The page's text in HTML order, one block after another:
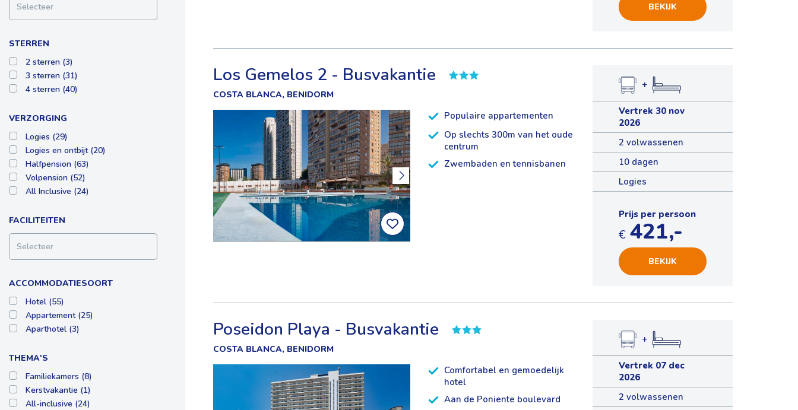
Selecteer
STERREN
2 sterren (3)
3 sterren (31)
4 sterren (40)
VERZORGING
Logies (29)
Logies en ontbijt (20)
Halfpension (63)
Volpension (52)
All Inclusive (24)
FACILITEITEN
Selecteer
ACCOMMODATIESOORT
Hotel (55)
Appartement (25)
Aparthotel (3)
THEMA'S
Familiekamers (8)
Kerstvakantie (1)
All-inclusive (24)
BEKIJK
Los Gemelos 2 - Busvakantie
COSTA BLANCA, BENIDORM
Populaire appartementen
Op slechts 300m van het oude
centrum
Zwembaden en tennisbanen
+
Vertrek 30 nov
2026
2 volwassenen
10 dagen
Logies
Prijs per persoon
€ 421,-
BEKIJK
Poseidon Playa - Busvakantie
COSTA BLANCA, BENIDORM
Comfortabel en gemoedelijk
hotel
Aan de Poniente boulevard
+
Vertrek 07 dec
2026
2 volwassenen